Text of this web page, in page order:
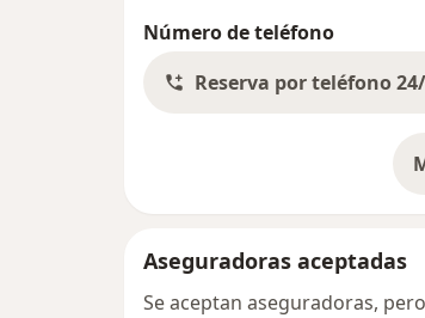
Número de teléfono
Reserva por teléfono
Aseguradoras aceptadas
Se aceptan aseguradoras,